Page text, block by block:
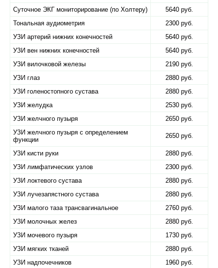
Суточное ЭКГ мониторирование (по Холтеру)
5640 руб.
Тональная аудиометрия
2300 руб.
УЗИ артерий нижних конечностей
5640 руб.
УЗИ вен нижних конечностей
5640 руб.
УЗИ вилочковой железы
2190 руб.
УЗИ глаз
2880 руб.
УЗИ голеностопного сустава
2880 руб.
УЗИ желудка
2530 руб.
УЗИ желчного пузыря
2650 руб.
УЗИ желчного пузыря с определением
функции
2650 руб.
УЗИ кисти руки
2880 руб.
УЗИ лимфатических узлов
2300 руб.
УЗИ локтевого сустава
2880 руб.
УЗИ лучезапястного сустава
2880 руб.
УЗИ малого таза трансвагинальное
2760 руб.
УЗИ молочных желез
2880 руб.
УЗИ мочевого пузыря
1730 руб.
УЗИ мягких тканей
2880 руб.
УЗИ надпочечников
1960 руб.